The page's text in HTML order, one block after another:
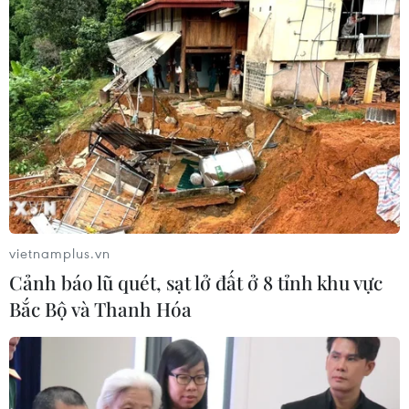
06/08/2026 00:26
Đưa gốm sứ Bình Dương vào mạng
lưới thủ công sáng tạo thế giới
05/08/2026 11:53
Xuất khẩu gạo Thái Lan giảm gần
19% trong nửa đầu năm 2026
05/08/2026 11:36
Trung Quốc sẽ đáp trả các biện pháp
hạn chế của Mỹ
05/08/2026 11:01
vietnamplus.vn
Cảnh báo lũ quét, sạt lở đất ở 8 tỉnh khu vực
Bắc Bộ và Thanh Hóa